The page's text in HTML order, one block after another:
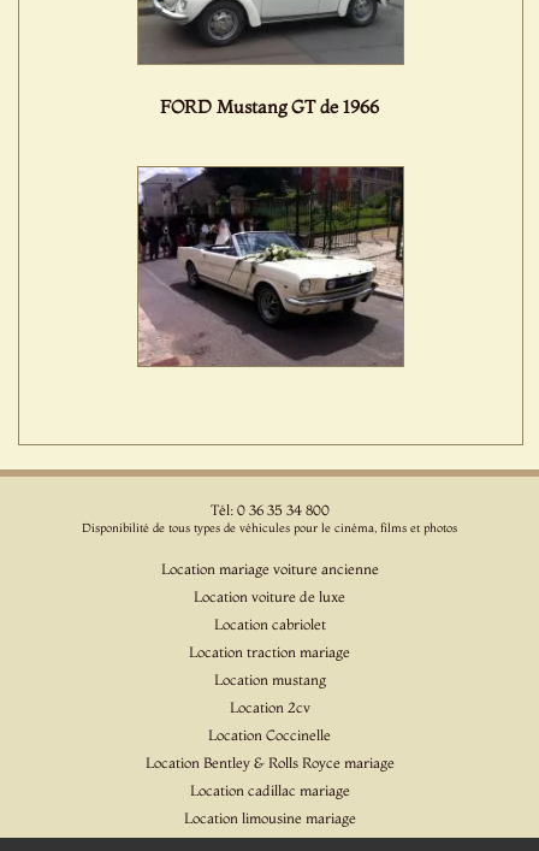
FORD Mustang GT de 1966
Tél: 0 36 35 34 800
Disponibilité de tous types de véhicules pour le cinéma, films et photos
Location mariage voiture ancienne
Location voiture de luxe
Location cabriolet
Location traction mariage
Location mustang
Location 2cv
Location Coccinelle
Location Bentley & Rolls Royce mariage
Location cadillac mariage
Location limousine mariage